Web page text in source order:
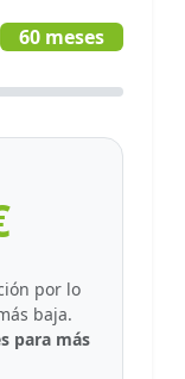
60 meses
por lo
baja.
para más